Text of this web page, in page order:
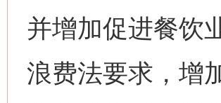
并增加促进餐饮
浪费法要求，增